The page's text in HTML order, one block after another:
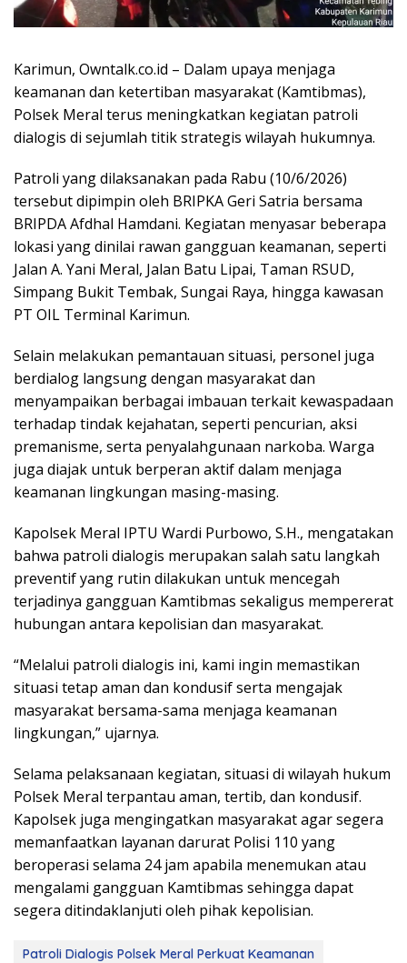
Karimun, Owntalk.co.id – Dalam upaya menjaga
keamanan dan ketertiban masyarakat (Kamtibmas),
Polsek Meral terus meningkatkan kegiatan patroli
dialogis di sejumlah titik strategis wilayah hukumnya.
Patroli yang dilaksanakan pada Rabu (10/6/2026)
tersebut dipimpin oleh BRIPKA Geri Satria bersama
BRIPDA Afdhal Hamdani. Kegiatan menyasar beberapa
lokasi yang dinilai rawan gangguan keamanan, seperti
Jalan A. Yani Meral, Jalan Batu Lipai, Taman RSUD,
Simpang Bukit Tembak, Sungai Raya, hingga kawasan
PT OIL Terminal Karimun.
Selain melakukan pemantauan situasi, personel juga
berdialog langsung dengan masyarakat dan
menyampaikan berbagai imbauan terkait kewaspadaan
terhadap tindak kejahatan, seperti pencurian, aksi
premanisme, serta penyalahgunaan narkoba. Warga
juga diajak untuk berperan aktif dalam menjaga
keamanan lingkungan masing-masing.
Kapolsek Meral IPTU Wardi Purbowo, S.H., mengatakan
bahwa patroli dialogis merupakan salah satu langkah
preventif yang rutin dilakukan untuk mencegah
terjadinya gangguan Kamtibmas sekaligus mempererat
hubungan antara kepolisian dan masyarakat.
“Melalui patroli dialogis ini, kami ingin memastikan
situasi tetap aman dan kondusif serta mengajak
masyarakat bersama-sama menjaga keamanan
lingkungan,” ujarnya.
Selama pelaksanaan kegiatan, situasi di wilayah hukum
Polsek Meral terpantau aman, tertib, dan kondusif.
Kapolsek juga mengingatkan masyarakat agar segera
memanfaatkan layanan darurat Polisi 110 yang
beroperasi selama 24 jam apabila menemukan atau
mengalami gangguan Kamtibmas sehingga dapat
segera ditindaklanjuti oleh pihak kepolisian.
Patroli Dialogis Polsek Meral Perkuat Keamanan